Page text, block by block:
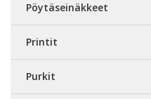
Pöytäseinäkkeet
Printit
Purkit